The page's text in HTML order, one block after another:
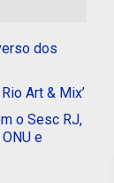
dos
Art & Mix’
o Sesc RJ,
e